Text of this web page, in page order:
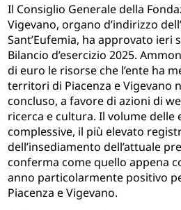
Il Consiglio Generale della
Vigevano, organo d’indirizzo
Sant’Eufemia, ha approvato ieri
Bilancio d’esercizio 2025.
di euro le risorse che l’ente ha
territori di Piacenza e Vigevano
concluso, a favore di azioni di
ricerca e cultura. Il volume delle
complessive, il più elevato
dell’insediamento dell’attuale
conferma come quello appena
anno particolarmente positivo
Piacenza e Vigevano.